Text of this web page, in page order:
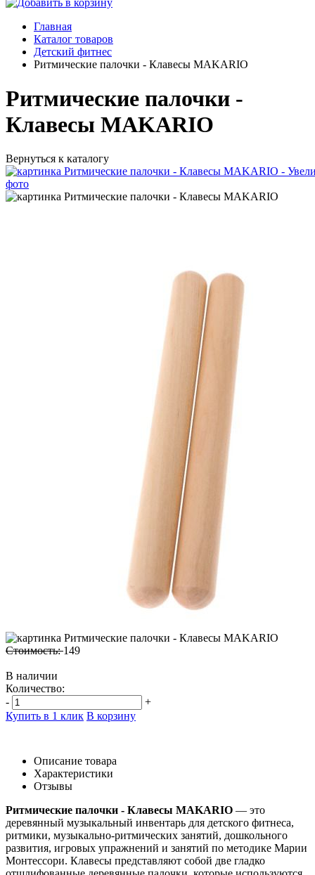
Главная
Каталог товаров
Детский фитнес
Ритмические палочки - Клавесы MAKARIO
Ритмические палочки -
Клавесы MAKARIO
Вернуться к каталогу
Стоимость:149
В наличии
Количество:
-
+
Купить в 1 клик В корзину
Описание товара
Характеристики
Отзывы
Ритмические палочки - Клавесы MAKARIO — это
деревянный музыкальный инвентарь для детского фитнеса,
ритмики, музыкально-ритмических занятий, дошкольного
развития, игровых упражнений и занятий по методике Марии
Монтессори. Клавесы представляют собой две гладко